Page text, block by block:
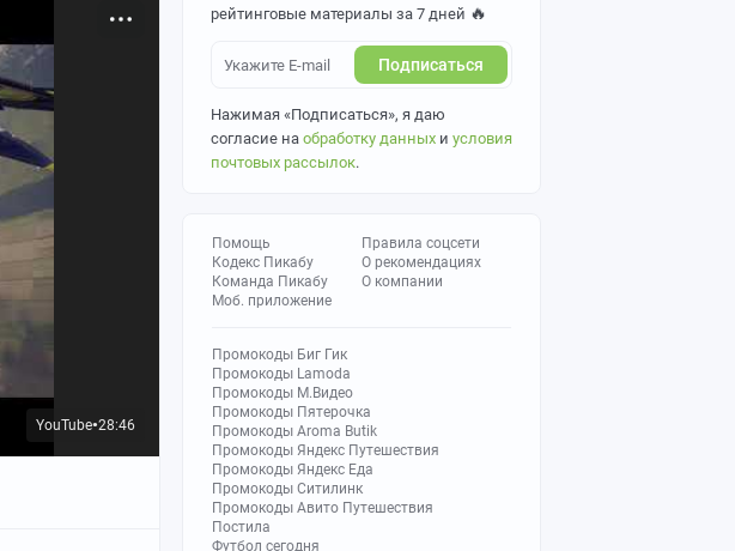
рейтинговые материалы за 7 дней 🔥
Подписаться
Нажимая «Подписаться», я даю
согласие на обработку данных и условия
почтовых рассылок.
Помощь
Кодекс Пикабу
Команда Пикабу
Моб. приложение
Правила соцсети
О рекомендациях
О компании
Промокоды Биг Гик
Промокоды Lamoda
Промокоды М.Видео
Промокоды Пятерочка
Промокоды Aroma Butik
Промокоды Яндекс Путешествия
Промокоды Яндекс Еда
Промокоды Ситилинк
Промокоды Авито Путешествия
Постила
Футбол сегодня
YouTube●28:46